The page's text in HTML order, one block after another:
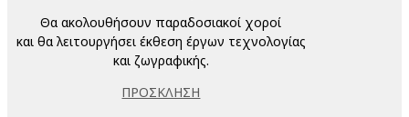
Θα ακολουθήσουν παραδοσιακοί χοροί
και θα λειτουργήσει έκθεση έργων τεχνολογίας
και ζωγραφικής.
ΠΡΟΣΚΛΗΣΗ